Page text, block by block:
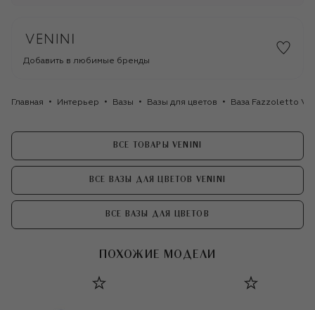
Добавить в любимые бренды
Главная Интерьер Вазы Вазы для цветов Ваза Fazzoletto
ВСЕ ТОВАРЫ VENINI
ВСЕ ВАЗЫ ДЛЯ ЦВЕТОВ VENINI
ВСЕ ВАЗЫ ДЛЯ ЦВЕТОВ
ПОХОЖИЕ МОДЕЛИ